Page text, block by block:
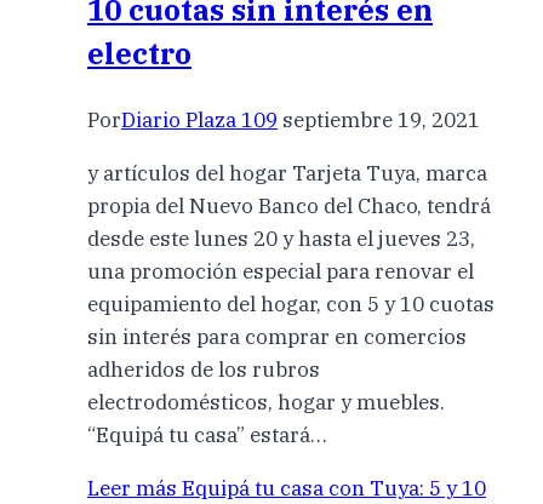
10 cuotas sin interés en
electro
PorDiario Plaza 109 septiembre 19, 2021
y artículos del hogar Tarjeta Tuya, marca
propia del Nuevo Banco del Chaco, tendrá
desde este lunes 20 y hasta el jueves 23,
una promoción especial para renovar el
equipamiento del hogar, con 5 y 10 cuotas
sin interés para comprar en comercios
adheridos de los rubros
electrodomésticos, hogar y muebles.
“Equipá tu casa” estará…
Leer más Equipá tu casa con Tuya: 5 y 10